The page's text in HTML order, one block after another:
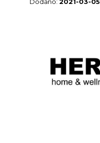
2021-03-05